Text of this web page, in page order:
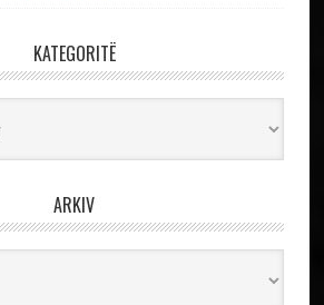
KATEGORITË
ARKIV